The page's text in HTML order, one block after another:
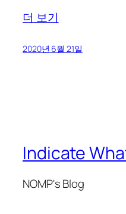
더 보기
2020년 6월 21일
Indicate
NOMP's Blog